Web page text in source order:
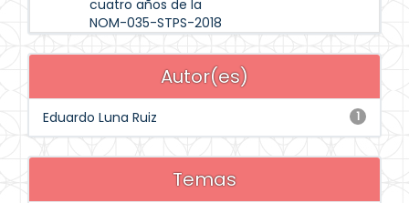
cuatro años de la
NOM-035-STPS-2018
Autor(es)
1
Eduardo Luna Ruiz
Temas